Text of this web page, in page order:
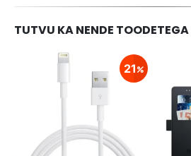
TUTVU KA NENDE TOODETEGA
21